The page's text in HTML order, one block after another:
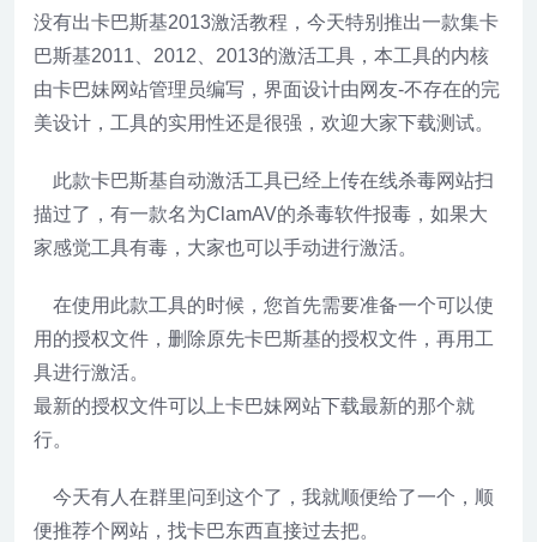
没有出卡巴斯基2013激活教程，今天特别推出一款集卡
巴斯基2011、2012、2013的激活工具，本工具的内核
由卡巴妹网站管理员编写，界面设计由网友-不存在的完
美设计，工具的实用性还是很强，欢迎大家下载测试。
此款卡巴斯基自动激活工具已经上传在线杀毒网站扫
描过了，有一款名为ClamAV的杀毒软件报毒，如果大
家感觉工具有毒，大家也可以手动进行激活。
在使用此款工具的时候，您首先需要准备一个可以使
用的授权文件，删除原先卡巴斯基的授权文件，再用工
具进行激活。
最新的授权文件可以上卡巴妹网站下载最新的那个就
行。
今天有人在群里问到这个了，我就顺便给了一个，顺
便推荐个网站，找卡巴东西直接过去把。